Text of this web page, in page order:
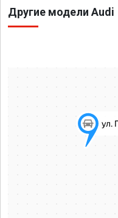
Другие модели Audi